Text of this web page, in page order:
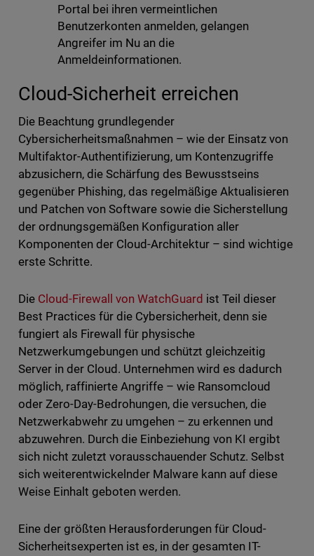
Portal bei ihren vermeintlichen
Benutzerkonten anmelden, gelangen
Angreifer im Nu an die
Anmeldeinformationen.
Cloud-Sicherheit erreichen
Die Beachtung grundlegender
Cybersicherheitsmaßnahmen – wie der Einsatz von
Multifaktor-Authentifizierung, um Kontenzugriffe
abzusichern, die Schärfung des Bewusstseins
gegenüber Phishing, das regelmäßige Aktualisieren
und Patchen von Software sowie die Sicherstellung
der ordnungsgemäßen Konfiguration aller
Komponenten der Cloud-Architektur – sind wichtige
erste Schritte.
Die Cloud-Firewall von WatchGuard ist Teil dieser
Best Practices für die Cybersicherheit, denn sie
fungiert als Firewall für physische
Netzwerkumgebungen und schützt gleichzeitig
Server in der Cloud. Unternehmen wird es dadurch
möglich, raffinierte Angriffe – wie Ransomcloud
oder Zero-Day-Bedrohungen, die versuchen, die
Netzwerkabwehr zu umgehen – zu erkennen und
abzuwehren. Durch die Einbeziehung von KI ergibt
sich nicht zuletzt vorausschauender Schutz. Selbst
sich weiterentwickelnder Malware kann auf diese
Weise Einhalt geboten werden.
Eine der größten Herausforderungen für Cloud-
Sicherheitsexperten ist es, in der gesamten IT-